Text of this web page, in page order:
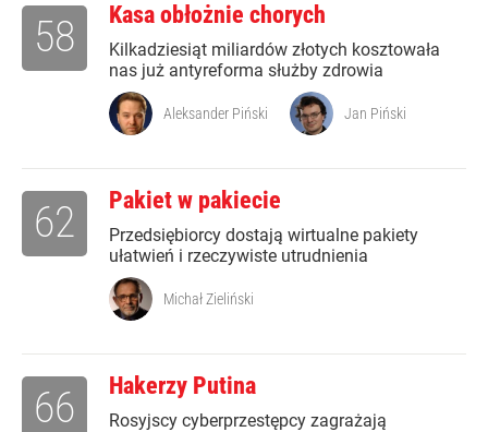
Kasa obłożnie chorych
Kilkadziesiąt miliardów złotych kosztowała
nas już antyreforma służby zdrowia
58
Aleksander Piński Jan Piński
Pakiet w pakiecie
Przedsiębiorcy dostają wirtualne pakiety
ułatwień i rzeczywiste utrudnienia
62
Michał Zieliński
Hakerzy Putina
Rosyjscy cyberprzestępcy zagrażają
66